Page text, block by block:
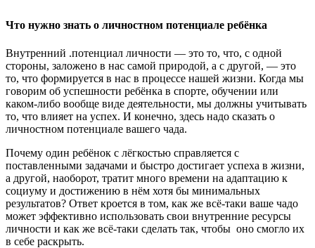
Что нужно знать о личностном потенциале ребёнка
Внутренний .потенциал личности — это то, что, с одной
стороны, заложено в нас самой природой, а с другой, — это
то, что формируется в нас в процессе нашей жизни. Когда мы
говорим об успешности ребёнка в спорте, обучении или
каком-либо вообще виде деятельности, мы должны учитывать
то, что влияет на успех. И конечно, здесь надо сказать о
личностном потенциале вашего чада.
Почему один ребёнок с лёгкостью справляется с
поставленными задачами и быстро достигает успеха в жизни,
а другой, наоборот, тратит много времени на адаптацию к
социуму и достижению в нём хотя бы минимальных
результатов? Ответ кроется в том, как же всё-таки ваше чадо
может эффективно использовать свои внутренние ресурсы
личности и как же всё-таки сделать так, чтобы оно смогло их
в себе раскрыть.